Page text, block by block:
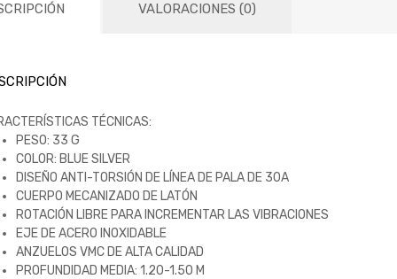
VALORACIONES (0)
TÉCNICAS:
PESO: 33 G
COLOR: BLUE SILVER
DISEÑO ANTI-TORSIÓN DE LÍNEA DE PALA DE 30A
CUERPO MECANIZADO DE LATÓN
ROTACIÓN LIBRE PARA INCREMENTAR LAS VIBRACIONES
EJE DE ACERO INOXIDABLE
ANZUELOS VMC DE ALTA CALIDAD
PROFUNDIDAD MEDIA: 1.20-1.50 M